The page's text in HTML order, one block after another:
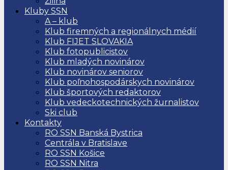
Kluby SSN
A – klub
Klub firemných a regionálnych médií
Klub FIJET SLOVAKIA
Klub fotopublicistov
Klub mladých novinárov
Klub novinárov seniorov
Klub poľnohospodárskych novinárov
Klub športových redaktorov
Klub vedeckotechnických žurnalistov
Ski club
Kontakty
RO SSN Banská Bystrica
Centrála v Bratislave
RO SSN Košice
RO SSN Nitra